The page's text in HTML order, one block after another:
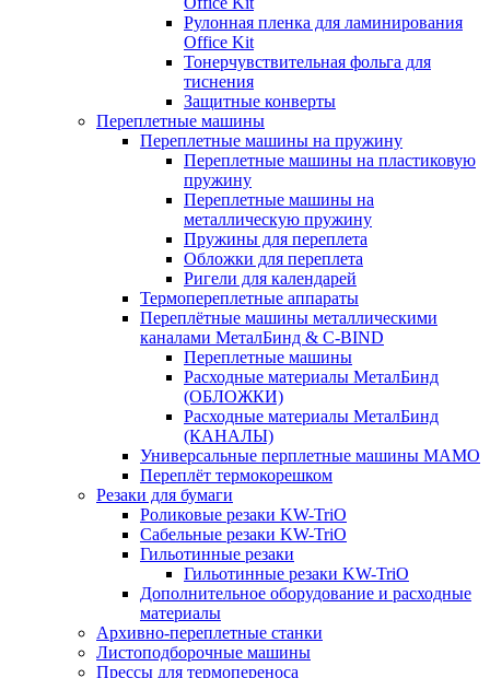
Рулонная пленка для ламинирования
Office Kit
Тонерчувствительная фольга для
тиснения
Защитные конверты
Переплетные машины
Переплетные машины на пружину
Переплетные машины на пластиковую
пружину
Переплетные машины на
металлическую пружину
Пружины для переплета
Обложки для переплета
Ригели для календарей
Термопереплетные аппараты
Переплётные машины металлическими
каналами МеталБинд & C-BIND
Переплетные машины
Расходные материалы МеталБинд
(ОБЛОЖКИ)
Расходные материалы МеталБинд
(КАНАЛЫ)
Универсальные перплетные машины MAMO
Переплёт термокорешком
Резаки для бумаги
Роликовые резаки KW-TriO
Сабельные резаки KW-TriO
Гильотинные резаки
Гильотинные резаки KW-TriO
Дополнительное оборудование и расходные
материалы
Архивно-переплетные станки
Листоподборочные машины
Прессы для термопереноса